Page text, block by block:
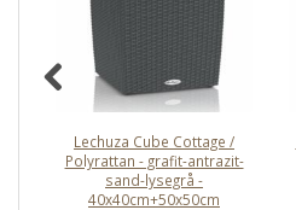
Lechuza Cube Cottage /
Polyrattan - grafit-antrazit-
sand-lysegrå -
40x40cm+50x50cm